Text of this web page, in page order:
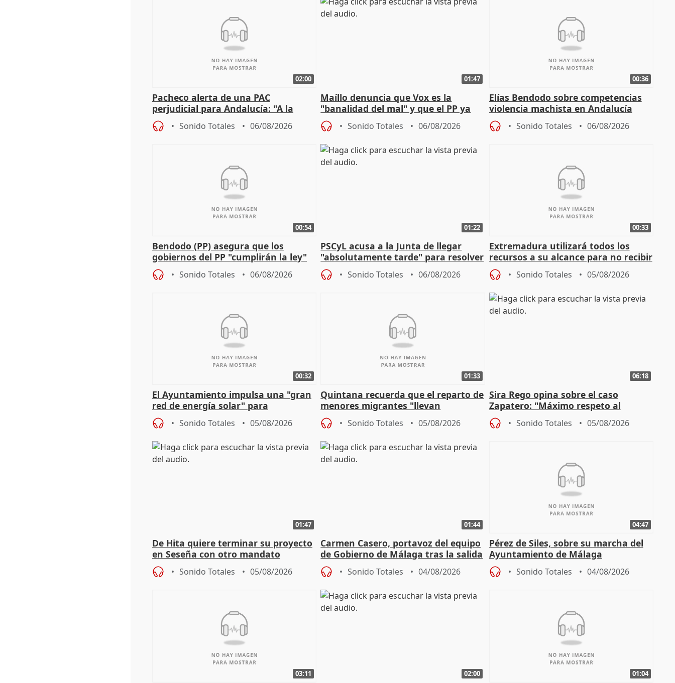
02:00
Pacheco alerta de una PAC
perjudicial para Andalucía: "A la
agricultura hay que protegerla"
Sonido Totales 06/08/2026
01:47
Maíllo denuncia que Vox es la
"banalidad del mal" y que el PP ya
asume todas sus tesis
Sonido Totales 06/08/2026
00:36
Elías Bendodo sobre competencias
violencia machista en Andalucía
Sonido Totales 06/08/2026
00:54
Bendodo (PP) asegura que los
gobiernos del PP "cumplirán la ley"
sobre los menores migrantes
Sonido Totales 06/08/2026
01:22
PSCyL acusa a la Junta de llegar
"absolutamente tarde" para resolver
problemas como Newcastle
Sonido Totales 06/08/2026
00:33
Extremadura utilizará todos los
recursos a su alcance para no recibir
más menores migrantes
Sonido Totales 05/08/2026
00:32
El Ayuntamiento impulsa una "gran
red de energía solar" para
autoconsumo
Sonido Totales 05/08/2026
01:33
Quintana recuerda que el reparto de
menores migrantes "llevan
aportación del Gobierno" central
Sonido Totales 05/08/2026
06:18
Sira Rego opina sobre el caso
Zapatero: "Máximo respeto al
proceso judicial"
Sonido Totales 05/08/2026
01:47
De Hita quiere terminar su proyecto
en Seseña con otro mandato
Sonido Totales 05/08/2026
01:44
Carmen Casero, portavoz del equipo
de Gobierno de Málaga tras la salida
de Pérez de Siles
Sonido Totales 04/08/2026
04:47
Pérez de Siles, sobre su marcha del
Ayuntamiento de Málaga
Sonido Totales 04/08/2026
03:11 02:00 01:04